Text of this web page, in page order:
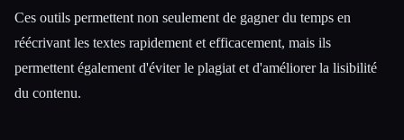
Ces outils permettent non seulement de gagner du temps en
réécrivant les textes rapidement et efficacement, mais ils
permettent également d'éviter le plagiat et d'améliorer la lisibilité
du contenu.